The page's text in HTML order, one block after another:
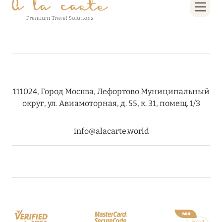
ПРЕДЛОЖЕНИЯ
Подробнее
НОВОГОДНИЕ ДАТЫ СО СКИДКОЙ 25%
Подробнее
ОТДЫХА
111024, Город Москва, Лефортово Муниципальный
округ, ул. Авиамоторная, д. 55, к. 31, помещ. 1/3
info@alacarte.world